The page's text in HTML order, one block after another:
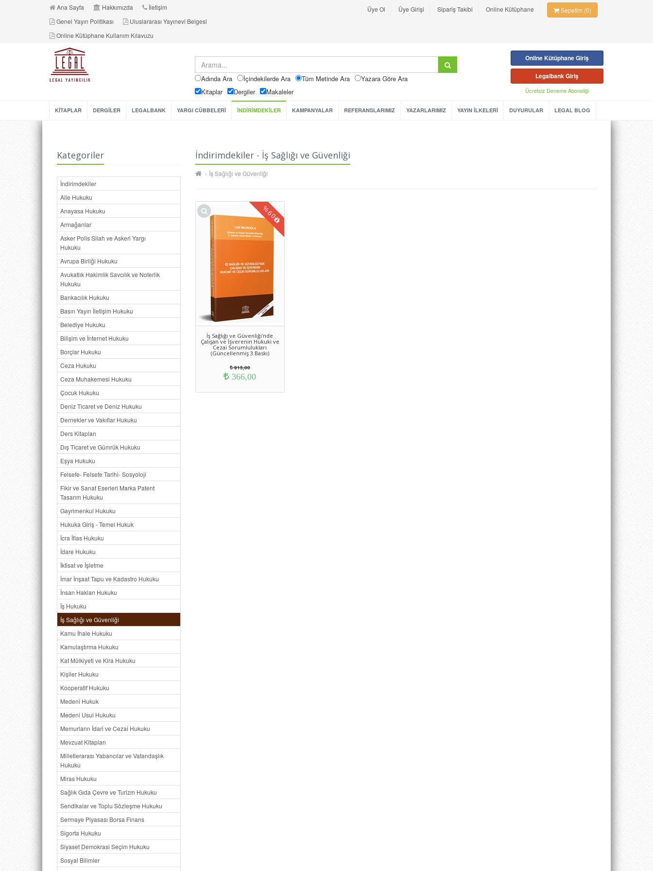
Ana Sayfa Hakkımızda
İletişim
Genel Yayın Politikası
Uluslararası Yayınevi Belgesi
Online Kütüphane Kullanım Kılavuzu
Üye Ol Üye Girişi Sipariş Takibi Online Kütüphane Sepetim (0)
Adında Ara İçindekilerde Ara Tüm Metinde Ara
Yazara Göre Ara
Kitaplar
Dergiler Makaleler
Online Kütüphane Giriş
Legalbank Giriş
Ücretsiz Deneme Aboneliği
KİTAPLAR DERGİLER LEGALBANK YARGI CÜBBELERİ İNDİRİMDEKİLER KAMPANYALAR REFERANSLARIMIZ YAZARLARIMIZ YAYIN İLKELERİ DUYURULAR LEGAL BLOG
Kategoriler
İndirimdekiler
Aile Hukuku
Anayasa Hukuku
Armağanlar
Asker Polis Silah ve Askeri Yargı
Hukuku
Avrupa Birliği Hukuku
Avukatlık Hakimlik Savcılık ve Noterlik
Hukuku
Bankacılık Hukuku
Basın Yayın İletişim Hukuku
Belediye Hukuku
Bilişim ve İnternet Hukuku
Borçlar Hukuku
Ceza Hukuku
Ceza Muhakemesi Hukuku
Çocuk Hukuku
Deniz Ticaret ve Deniz Hukuku
Dernekler ve Vakıflar Hukuku
Ders Kitapları
Dış Ticaret ve Gümrük Hukuku
Eşya Hukuku
Felsefe- Felsefe Tarihi- Sosyoloji
Fikir ve Sanat Eserleri Marka Patent
Tasarım Hukuku
Gayrimenkul Hukuku
Hukuka Giriş - Temel Hukuk
İcra İflas Hukuku
İdare Hukuku
İktisat ve İşletme
İmar İnşaat Tapu ve Kadastro Hukuku
İnsan Hakları Hukuku
İş Hukuku
İş Sağlığı ve Güvenliği
Kamu İhale Hukuku
Kamulaştırma Hukuku
Kat Mülkiyeti ve Kira Hukuku
Kişiler Hukuku
Kooperatif Hukuku
Medeni Hukuk
Medeni Usul Hukuku
Memurların İdari ve Cezai Hukuku
Mevzuat Kitapları
Milletlerarası Yabancılar ve Vatandaşlık
Hukuku
Miras Hukuku
Sağlık Gıda Çevre ve Turizm Hukuku
Sendikalar ve Toplu Sözleşme Hukuku
Sermaye Piyasası Borsa Finans
Sigorta Hukuku
Siyaset Demokrasi Seçim Hukuku
Sosyal Bilimler
İndirimdekiler - İş Sağlığı ve Güvenliği
İş Sağlığı ve Güvenliği
İş Sağlığı ve Güvenliği'nde
Çalışan ve İşverenin Hukuki ve
Cezai Sorumlulukları
(Güncellenmiş 3.Baskı)
%
60
915,00
366,00